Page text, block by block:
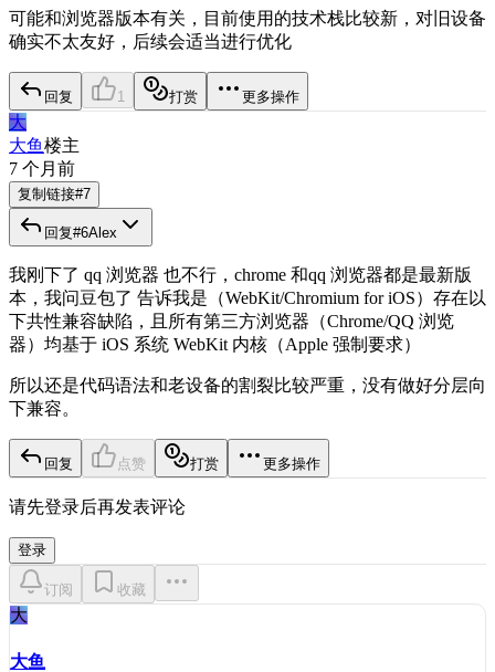
可能和浏览器版本有关，目前使用的技术栈比较新，对旧设备
确实不太友好，后续会适当进行优化
回复 1 打赏 更多操作
大
大鱼楼主
7 个月前
复制链接#7
回复#6Alex
我刚下了 qq 浏览器 也不行，chrome 和qq 浏览器都是最新版
本，我问豆包了 告诉我是（WebKit/Chromium for iOS）存在以
下共性兼容缺陷，且所有第三方浏览器（Chrome/QQ 浏览
器）均基于 iOS 系统 WebKit 内核（Apple 强制要求）
所以还是代码语法和老设备的割裂比较严重，没有做好分层向
下兼容。
回复 点赞 打赏 更多操作
请先登录后再发表评论
登录
订阅 收藏
大
大鱼